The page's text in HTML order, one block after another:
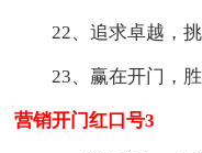
22、追求卓越，
23、赢在开门，
营销开门红口号3